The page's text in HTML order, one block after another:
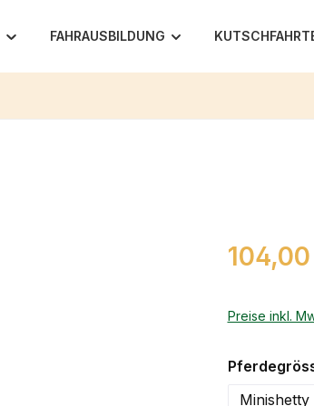
FAHRAUSBILDUNG
Regulärer
Preise inkl.
Minishetty